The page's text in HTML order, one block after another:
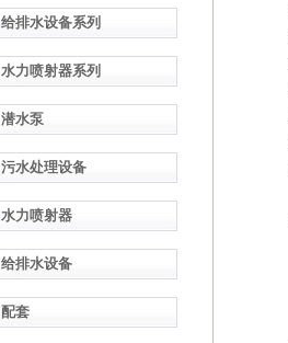
给排水设备系列
水力喷射器系列
潜水泵
污水处理设备
水力喷射器
给排水设备
配套